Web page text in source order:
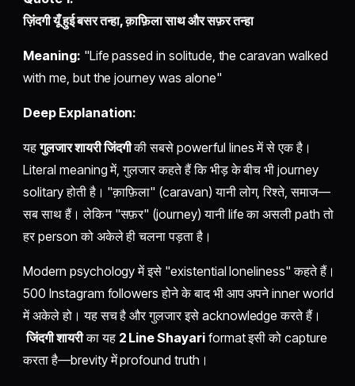
ज़िंदगी यूँ हुई बसर तन्हा, क़ाफ़िला साथ और सफ़र तन्हा
Meaning: "Life passed in solitude, the caravan walked
with me, but the journey was alone"
Deep Explanation:
यहगुलजार शायरी जिंदगीकी सबसे powerful lines में से एक है।
Literal meaning में, गुलजार कहते हैं कि भीड़ के बीच भी journey
solitary होती है। "क़ाफ़िला" (caravan) यानी लोग, रिश्ते, समाज—
सब साथ हैं। लेकिन "सफ़र" (journey) यानी life का असली path तो
हर person को अकेले ही चलना पड़ता है।
Modern psychology में इसे "existential loneliness" कहते हैं।
500 Instagram followers होने के बाद भी आप अपने inner world
में अकेले हो। यह सच है और गुलजार इसे acknowledge करते हैं।
जिंदगी शायरीका यह 2 Line Shayariformat इसी को capture
करता है—brevity में profound truth।